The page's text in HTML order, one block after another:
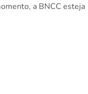
a BNCC esteja